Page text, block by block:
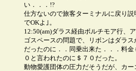
い．．．!?
仕方ないので旅客ターミナルに戻り説
でOKよ｣。
12:50(am)ダラス経由ボルチモア行、
ゴスペースの問題で、リボンはダラ
だったのに．．同乗出来た．．．料金
０と言われたのに＄７０だった。
動物愛護団体の圧力だそうだが、カ